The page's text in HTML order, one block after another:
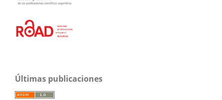
Últimas publicaciones